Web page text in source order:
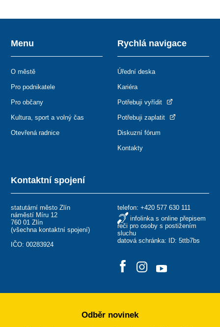
Kontaktní spojení
statutární město Zlín
náměstí Míru 12
760 01 Zlín
(všechna kontaktní spojení)
IČO: 00283924
telefon: +420 577 630 111
infolinka s online přepisem
řeči pro osoby s postižením
sluchu
datová schránka: ID: 5ttb7bs
Menu
O městě
Pro podnikatele
Pro občany
Kultura, sport a volný čas
Otevřená radnice
Rychlá navigace
Úřední deska
Kariéra
Potřebuji vyřídit
Potřebuji zaplatit
Diskuzní fórum
Kontakty
Odběr novinek